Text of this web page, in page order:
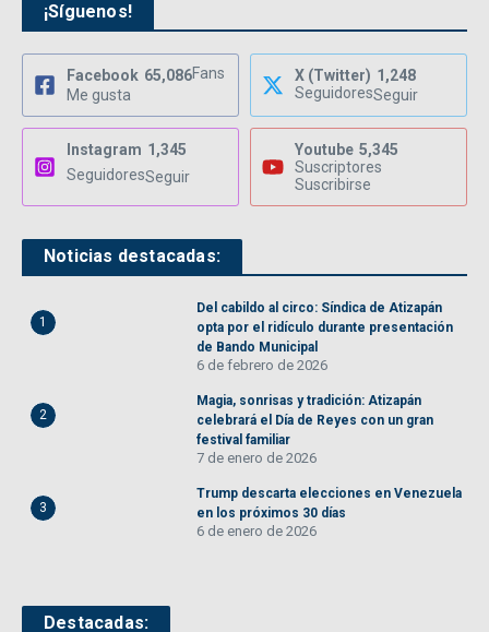
¡Síguenos!
Facebook 65,086Fans
Me gusta
X (Twitter) 1,248
SeguidoresSeguir
Instagram 1,345
SeguidoresSeguir
Youtube 5,345
Suscriptores
Suscribirse
Noticias destacadas:
1
Del cabildo al circo: Síndica de Atizapán
opta por el ridículo durante presentación
de Bando Municipal
6 de febrero de 2026
2
Magia, sonrisas y tradición: Atizapán
celebrará el Día de Reyes con un gran
festival familiar
7 de enero de 2026
3
Trump descarta elecciones en Venezuela
en los próximos 30 días
6 de enero de 2026
Destacadas: